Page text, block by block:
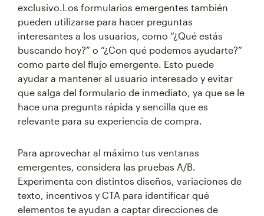
exclusivo.Los formularios emergentes también
pueden utilizarse para hacer preguntas
interesantes a los usuarios, como “¿Qué estás
buscando hoy?” o “¿Con qué podemos ayudarte?”
como parte del flujo emergente. Esto puede
ayudar a mantener al usuario interesado y evitar
que salga del formulario de inmediato, ya que se le
hace una pregunta rápida y sencilla que es
relevante para su experiencia de compra.
Para aprovechar al máximo tus ventanas
emergentes, considera las pruebas A/B.
Experimenta con distintos diseños, variaciones de
texto, incentivos y CTA para identificar qué
elementos te ayudan a captar direcciones de